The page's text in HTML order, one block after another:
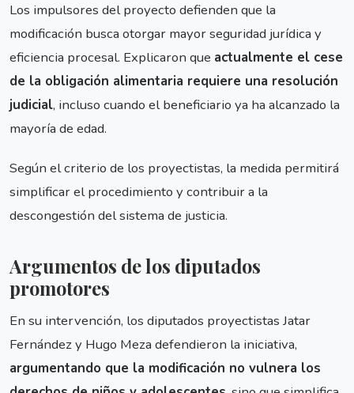
Los impulsores del proyecto defienden que la
modificación busca otorgar mayor seguridad jurídica y
eficiencia procesal. Explicaron que actualmente el cese
de la obligación alimentaria requiere una resolución
judicial, incluso cuando el beneficiario ya ha alcanzado la
mayoría de edad.
Según el criterio de los proyectistas, la medida permitirá
simplificar el procedimiento y contribuir a la
descongestión del sistema de justicia.
Argumentos de los diputados
promotores
En su intervención, los diputados proyectistas Jatar
Fernández y Hugo Meza defendieron la iniciativa,
argumentando que la modificación no vulnera los